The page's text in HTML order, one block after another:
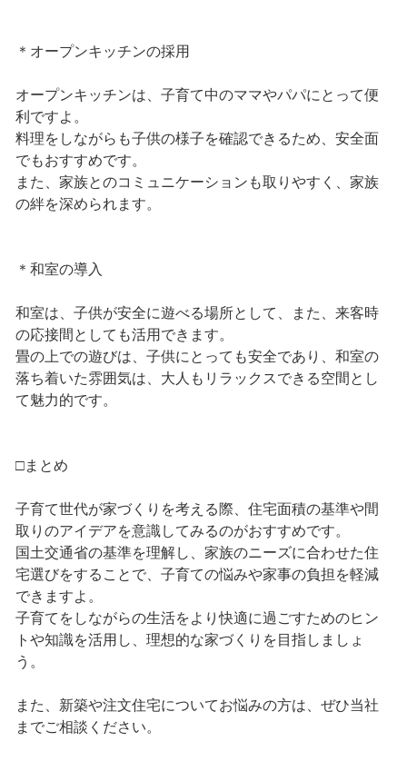
＊オープンキッチンの採用
オープンキッチンは、子育て中のママやパパにとって便
利ですよ。
料理をしながらも子供の様子を確認できるため、安全面
でもおすすめです。
また、家族とのコミュニケーションも取りやすく、家族
の絆を深められます。
＊和室の導入
和室は、子供が安全に遊べる場所として、また、来客時
の応接間としても活用できます。
畳の上での遊びは、子供にとっても安全であり、和室の
落ち着いた雰囲気は、大人もリラックスできる空間とし
て魅力的です。
□まとめ
子育て世代が家づくりを考える際、住宅面積の基準や間
取りのアイデアを意識してみるのがおすすめです。
国土交通省の基準を理解し、家族のニーズに合わせた住
宅選びをすることで、子育ての悩みや家事の負担を軽減
できますよ。
子育てをしながらの生活をより快適に過ごすためのヒン
トや知識を活用し、理想的な家づくりを目指しましょ
う。
また、新築や注文住宅についてお悩みの方は、ぜひ当社
までご相談ください。